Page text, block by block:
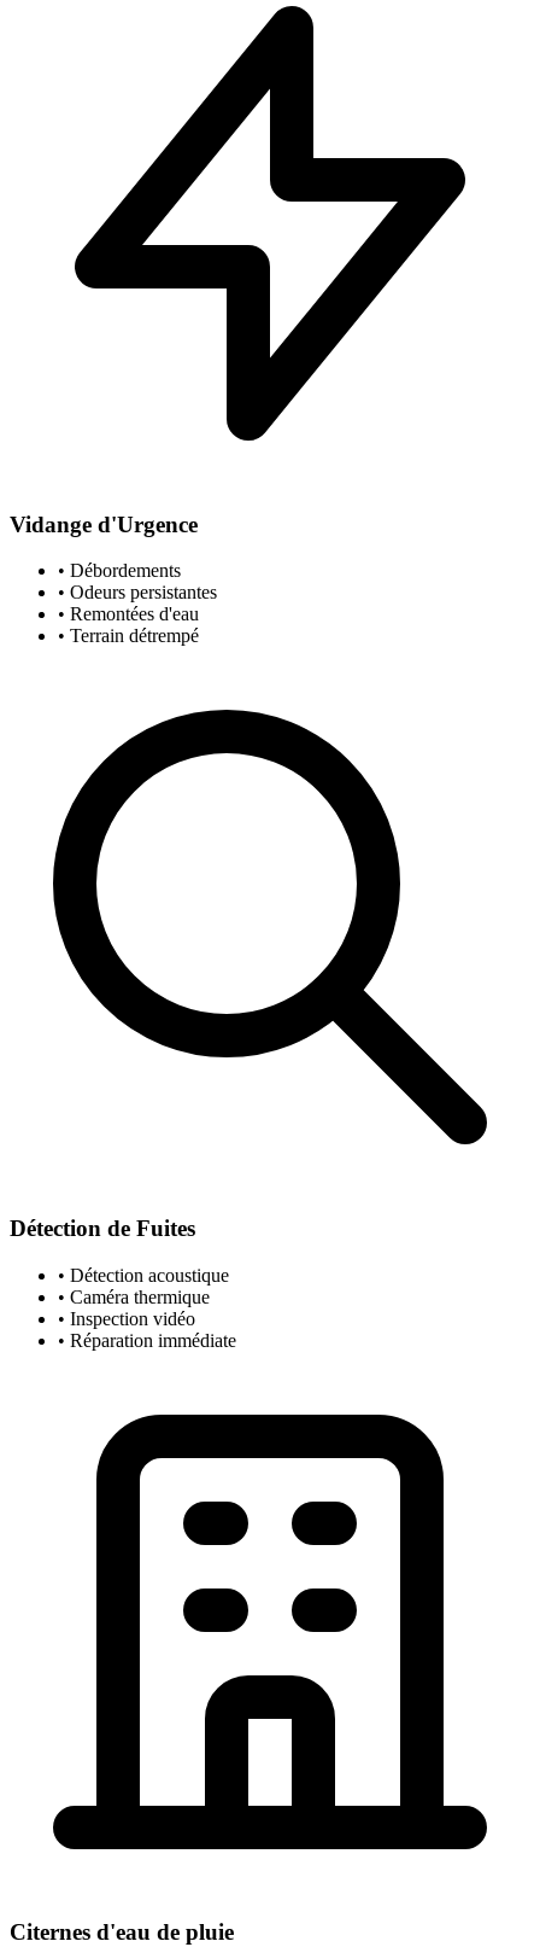
Vidange d'Urgence
• Débordements
• Odeurs persistantes
• Remontées d'eau
• Terrain détrempé
Détection de Fuites
• Détection acoustique
• Caméra thermique
• Inspection vidéo
• Réparation immédiate
Citernes d'eau de pluie